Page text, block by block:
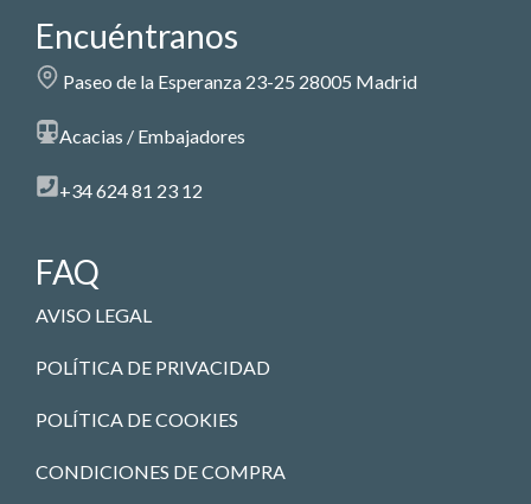
Encuéntranos
Paseo de la Esperanza 23-25 28005 Madrid
Acacias / Embajadores
+34 624 81 23 12
FAQ
AVISO LEGAL
POLÍTICA DE PRIVACIDAD
POLÍTICA DE COOKIES
CONDICIONES DE COMPRA